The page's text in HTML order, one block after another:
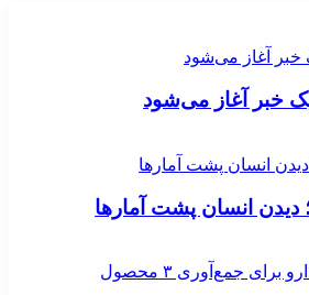
یک خبر آغاز می‌شود
دیدن انسان پشت آمارها